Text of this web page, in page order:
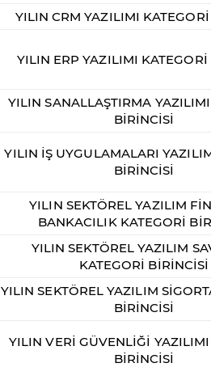
YILIN CRM YAZILIMI
YILIN ERP YAZILIMI
YILIN SANALLAŞTIRMA
BİRİNCİSİ
YILIN İŞ UYGULAMALARI
BİRİNCİSİ
YILIN SEKTÖREL YAZILIM
BANKACILIK KATEGORİ
YILIN SEKTÖREL YAZILIM
KATEGORİ BİRİNCİSİ
YILIN SEKTÖREL YAZILIM
BİRİNCİSİ
YILIN VERİ GÜVENLİĞİ
BİRİNCİSİ